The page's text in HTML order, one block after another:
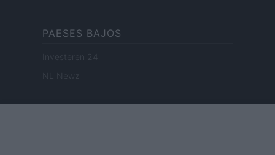
PAESES BAJOS
Investeren 24
NL Newz